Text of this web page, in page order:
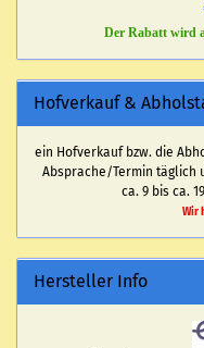
Der Rabatt wird
Hofverkauf &
ein Hofverkauf bzw. die
Absprache/Termin täglich
ca. 9 bis ca.
Wir
Hersteller Info